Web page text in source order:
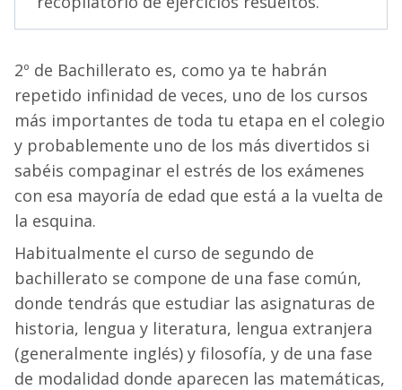
2º de Bachillerato es, como ya te habrán
repetido infinidad de veces, uno de los cursos
más importantes de toda tu etapa en el colegio
y probablemente uno de los más divertidos si
sabéis compaginar el estrés de los exámenes
con esa mayoría de edad que está a la vuelta de
la esquina.
Habitualmente el curso de segundo de
bachillerato se compone de una fase común,
donde tendrás que estudiar las asignaturas de
historia, lengua y literatura, lengua extranjera
(generalmente inglés) y filosofía, y de una fase
de modalidad donde aparecen las matemáticas,